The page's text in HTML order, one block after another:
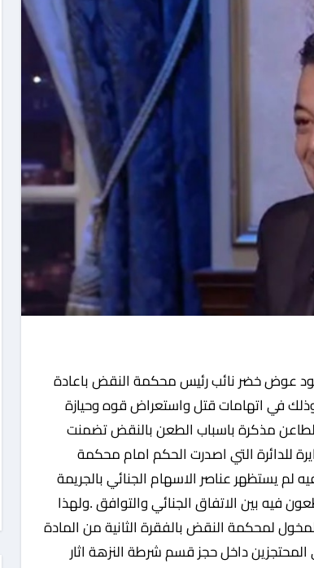
عوض خضر نائب رئيس محكمة النقض باعادة
مفردات الجناية في الطعن رقم ٥٥٧٠ لسنة ٩٥ ق وذلك في اتهامات قتل واستعراض قوه وحيازة
مذكرة باسباب الطعن بالنقض تضمنت
للدائرة التي اصدرت الحكم امام محكمة
يستظهر عناصر الاسهام الجنائي بالجريمة
فيه بين الاتفاق الجنائي والتوافق .ولهذا
لمحكمة النقض بالفقرة الثانية من المادة
لوفاة احدي المحتجزين داخل حجز قسم شرطة النزهة اثار